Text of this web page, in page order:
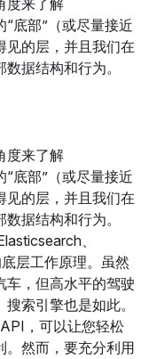
度来了解
底部”（或尽量接近
见的层，并且我们在
据结构和行为。
度来了解
底部”（或尽量接近
见的层，并且我们在
据结构和行为。
、
层工作原理。虽然
车，但高水平的驾驶
索引擎也是如此。
，可以让您轻松
。然而，要充分利用